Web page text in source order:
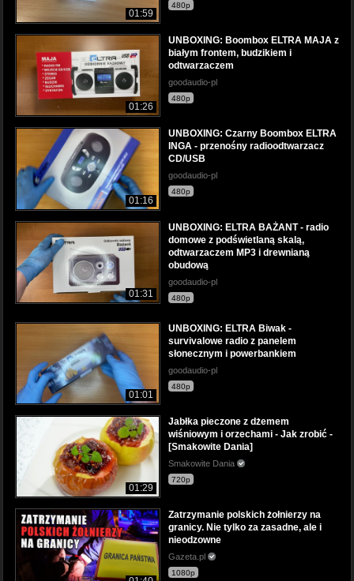
01:59
480p
01:26
UNBOXING: Boombox ELTRA MAJA z
białym frontem, budzikiem i
odtwarzaczem
goodaudio-pl
480p
01:16
UNBOXING: Czarny Boombox ELTRA
INGA - przenośny radioodtwarzacz
CD/USB
goodaudio-pl
480p
01:31
UNBOXING: ELTRA BAŻANT - radio
domowe z podświetlaną skalą,
odtwarzaczem MP3 i drewnianą
obudową
goodaudio-pl
480p
01:01
UNBOXING: ELTRA Biwak -
survivalowe radio z panelem
słonecznym i powerbankiem
goodaudio-pl
480p
01:29
Jabłka pieczone z dżemem
wiśniowym i orzechami - Jak zrobić -
[Smakowite Dania]
Smakowite Dania
720p
Zatrzymanie polskich żołnierzy na
granicy. Nie tylko za zasadne, ale i
nieodzowne
Gazeta.pl
1080p